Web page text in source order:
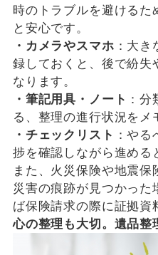
時のトラブルを避けるた
と安心です。
・カメラやスマホ ：大
録しておくと、後で紛失
なります。
・筆記用具・ノート ：
る、整理の進行状況をメ
・チェックリスト ：や
捗を確認しながら進める
また、火災保険や地震
災害の痕跡が見つかった
ば保険請求の際に証拠資
心の整理も大切。遺品整